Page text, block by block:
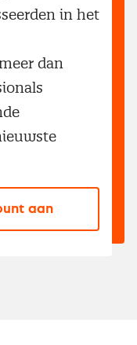
in het
dan
aan